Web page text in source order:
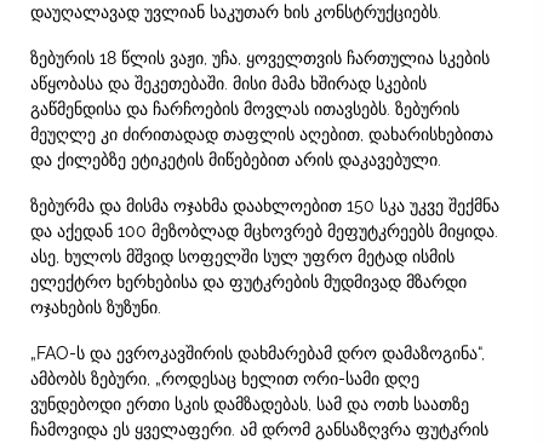
დაუღალავად უვლიან საკუთარ ხის კონსტრუქციებს.
ზებურის 18 წლის ვაჟი, უჩა, ყოველთვის ჩართულია სკების
აწყობასა და შეკეთებაში. მისი მამა ხშირად სკების
გაწმენდისა და ჩარჩოების მოვლას ითავსებს. ზებურის
მეუღლე კი ძირითადად თაფლის აღებით, დახარისხებითა
და ქილებზე ეტიკეტის მიწებებით არის დაკავებული.
ზებურმა და მისმა ოჯახმა დაახლოებით 150 სკა უკვე შექმნა
და აქედან 100 მეზობლად მცხოვრებ მეფუტკრეებს მიყიდა.
ასე, ხულოს მშვიდ სოფელში სულ უფრო მეტად ისმის
ელექტრო ხერხებისა და ფუტკრების მუდმივად მზარდი
ოჯახების ზუზუნი.
„FAO-ს და ევროკავშირის დახმარებამ დრო დამაზოგინა“,
ამბობს ზებური, „როდესაც ხელით ორი-სამი დღე
ვუნდებოდი ერთი სკის დამზადებას, სამ და ოთხ საათზე
ჩამოვიდა ეს ყველაფერი. ამ დრომ განსაზღვრა ფუტკრის